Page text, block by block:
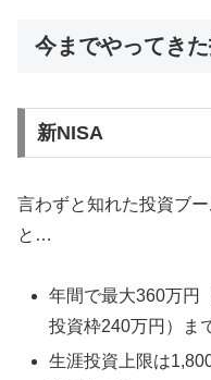
今までやってき
新NISA
言わずと知れた投資ブ
と…
年間で最大360万円
投資枠240万円）ま
生涯投資上限は